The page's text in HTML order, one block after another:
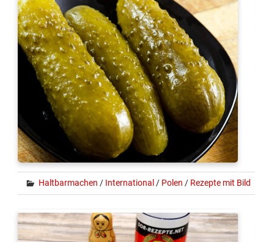
Haltbarmachen / International / Polen / Rezepte mit Bild